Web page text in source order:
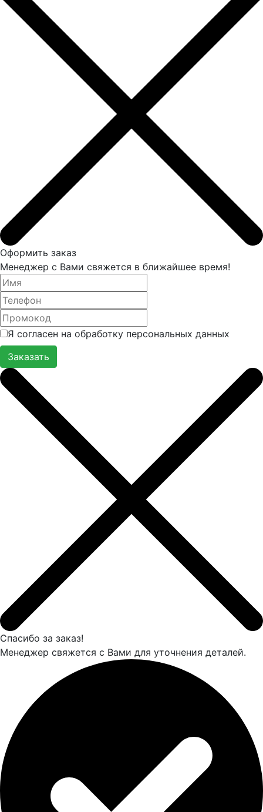
Оформить заказ
Менеджер с Вами свяжется в ближайшее время!
Я согласен на обработку персональных данных
Заказать
Спасибо за заказ!
Менеджер свяжется с Вами для уточнения деталей.